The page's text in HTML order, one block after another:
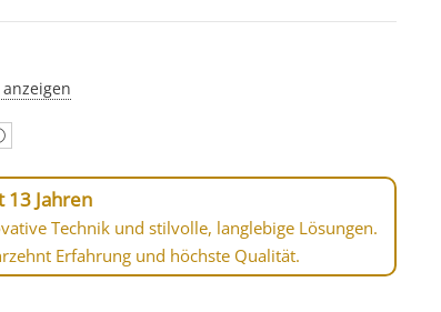
13 Jahren
Technik und stilvolle, langlebige Lösungen.
Erfahrung und höchste Qualität.